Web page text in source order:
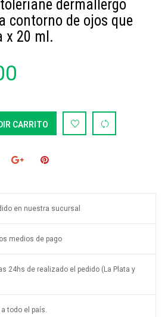
dermallergo
contorno de ojos que
x 20 ml.
CARRITO
en nuestra sucursal
medios de pago
24hs de realizado el pedido (La Plata y
todo el país.